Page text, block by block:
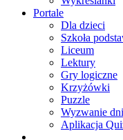
Portale
Dla dzieci
Szkoła
Liceum
Lektury
Gry logiczne
Krzyżówki
Puzzle
Wyzwanie
Aplikacja